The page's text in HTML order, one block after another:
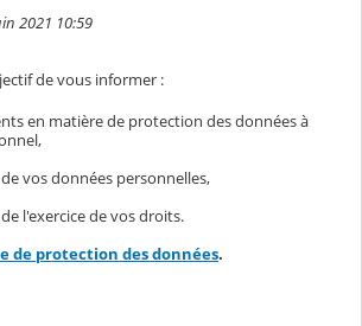
2021 10:59
de vous informer :
en matière de protection des données à
vos données personnelles,
l'exercice de vos droits.
de protection des données.